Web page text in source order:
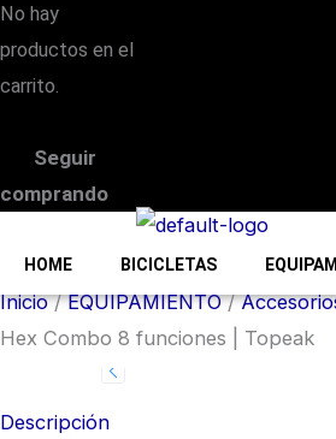
No hay
productos en el
carrito.
Seguir
comprando
HOME BICICLETAS
Inicio/EQUIPAMIENTO/
Hex Combo 8 funciones | Topeak
Descripción